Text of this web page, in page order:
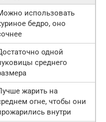
использовать
бедро, оно
одной
среднего
жарить на
огне, чтобы они
внутри